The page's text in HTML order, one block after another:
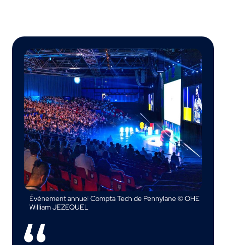
Événement annuel Compta Tech de Pennylane © OHE
William JEZEQUEL